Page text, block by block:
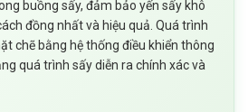
buồng sấy, đảm bảo yến sấy khô
đồng nhất và hiệu quả. Quá trình
chẽ bằng hệ thống điều khiển thông
quá trình sấy diễn ra chính xác và